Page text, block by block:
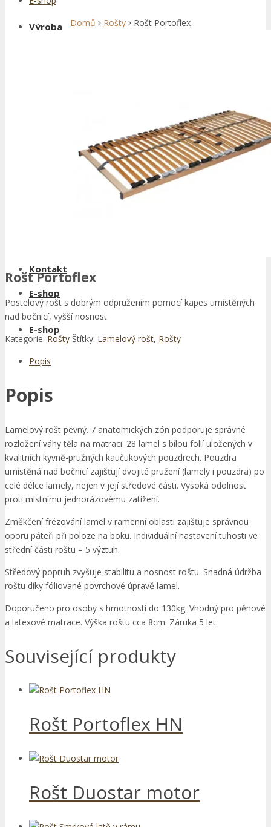
E-shop
Výroba
Kontakt
E-shop
Domů
Rošty Rošt Portoflex
Rošt Portoflex
Postelový rošt s dobrým odpružením pomocí kapes umístěných
nad bočnicí, vyšší nosnost
Kategorie: Rošty Štítky: Lamelový rošt, Rošty
Popis
Popis
Lamelový rošt pevný. 7 anatomických zón podporuje správné
rozložení váhy těla na matraci. 28 lamel s bílou folií uložených v
kvalitních kyvně-pružných kaučukových pouzdrech. Pouzdra
umístěná nad bočnicí zajišťují dvojité pružení (lamely i pouzdra) po
celé délce lamely, nejen v její středové části. Vysoká odolnost
proti místnímu jednorázovému zatížení.
Změkčení frézování lamel v ramenní oblasti zajišťuje správnou
oporu páteři při poloze na boku. Individuální nastavení tuhosti ve
střední části roštu – 5 výztuh.
Středový popruh zvyšuje stabilitu a nosnost roštu. Snadná údržba
roštu díky fóliované povrchové úpravě lamel.
Doporučeno pro osoby s hmotností do 130kg. Vhodný pro pěnové
a latexové matrace. Výška roštu cca 8cm. Záruka 5 let.
Související produkty
Rošt Portoflex HN
Rošt Duostar motor